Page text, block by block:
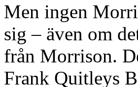
Men ingen
sig – även om
från Morrison.
Frank Quitleys